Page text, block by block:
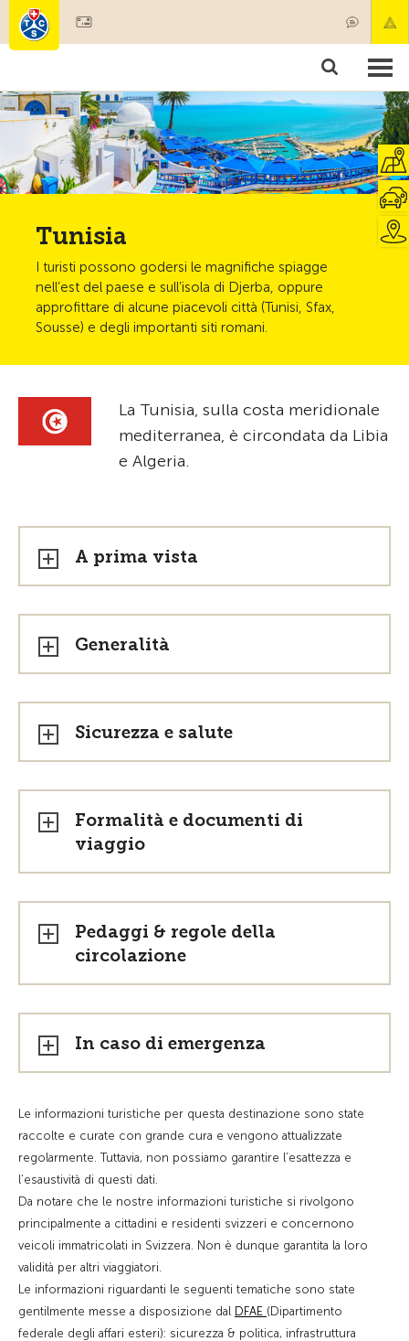
Societariato & prestazioni
Test, sicurezza & salute
Tunisia
I turisti possono godersi le magnifiche spiagge
nell’est del paese e sull’isola di Djerba, oppure
approfittare di alcune piacevoli città (Tunisi, Sfax,
Sousse) e degli importanti siti romani.
La Tunisia, sulla costa meridionale
mediterranea, è circondata da Libia
e Algeria.
A prima vista
Generalità
Sicurezza e salute
Formalità e documenti di
viaggio
Pedaggi & regole della
circolazione
In caso di emergenza
Le informazioni turistiche per questa destinazione sono state
raccolte e curate con grande cura e vengono attualizzate
regolarmente. Tuttavia, non possiamo garantire l’esattezza e
l’esaustività di questi dati.
Da notare che le nostre informazioni turistiche si rivolgono
principalmente a cittadini e residenti svizzeri e concernono
veicoli immatricolati in Svizzera. Non è dunque garantita la loro
validità per altri viaggiatori.
Le informazioni riguardanti le seguenti tematiche sono state
gentilmente messe a disposizione dal DFAE (Dipartimento
federale degli affari esteri): sicurezza & politica, infrastruttura